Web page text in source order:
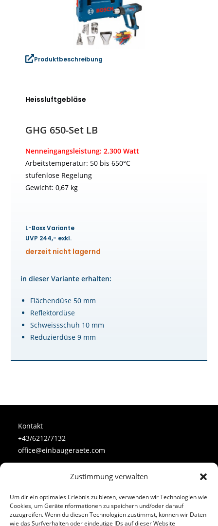
Zustimmung verwalten
Um dir ein optimales Erlebnis zu bieten, verwenden wir Technologien wie
Cookies, um Geräteinformationen zu speichern und/oder darauf
zuzugreifen. Wenn du diesen Technologien zustimmst, können wir Daten
wie das Surfverhalten oder eindeutige IDs auf dieser Website
Produktbeschreibung
Heissluftgebläse
GHG 650-Set LB
Nenneingangsleistung: 2.300 Watt
Arbeitstemperatur: 50 bis 650°C
stufenlose Regelung
Gewicht: 0,67 kg
L-Boxx Variante
UVP 244,- exkl.
derzeit nicht lagernd
in dieser Variante erhalten:
Flächendüse 50 mm
Reflektordüse
Schweissschuh 10 mm
Reduzierdüse 9 mm
Kontakt
+43/6212/7132
office@einbaugeraete.com